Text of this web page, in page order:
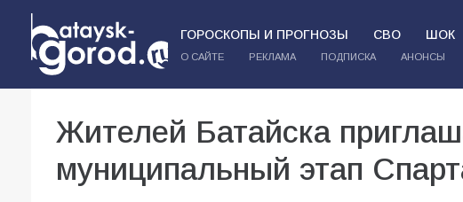
ГОРОСКОПЫ И ПРОГНОЗЫ СВО ШОК
О САЙТЕ РЕКЛАМА ПОДПИСКА АНОНСЫ
Жителей Батайска
муниципальный этап